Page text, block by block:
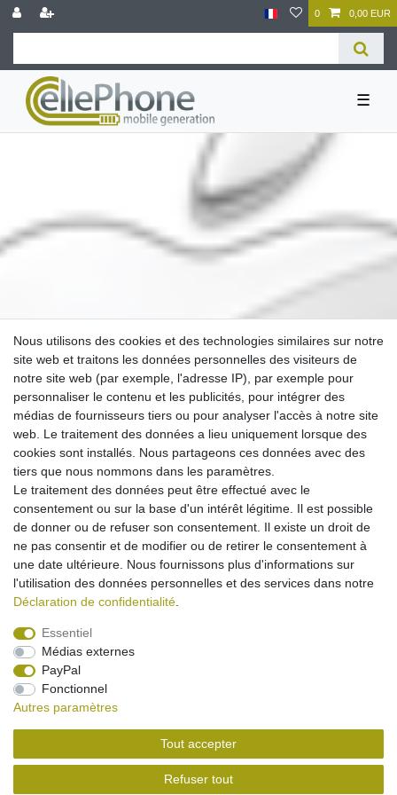
0 0,00 EUR
☰
Apple
Mentions légales
Conditions générales
Rétracter le contrat ici Contact
Nous utilisons des cookies et des technologies similaires sur notre
site web et traitons les données personnelles des visiteurs de
notre site web (par exemple, l'adresse IP), par exemple pour
personnaliser le contenu et les publicités, pour intégrer des
médias de fournisseurs tiers ou pour analyser l'accès à notre site
web. Le traitement des données a lieu uniquement lorsque des
cookies sont installés. Nous partageons ces données avec des
tiers que nous nommons dans les paramètres.
Le traitement des données peut être effectué avec le
consentement ou sur la base d'un intérêt légitime. Il est possible
de donner ou de refuser son consentement. Il existe un droit de
ne pas consentir et de modifier ou de retirer le consentement à
une date ultérieure. Nous fournissons plus d'informations sur
l'utilisation des données personnelles et des services dans notre
Déclaration de confidentialité
Essentiel
Médias externes
PayPal
Fonctionnel
Autres paramètres
Tout accepter
Refuser tout